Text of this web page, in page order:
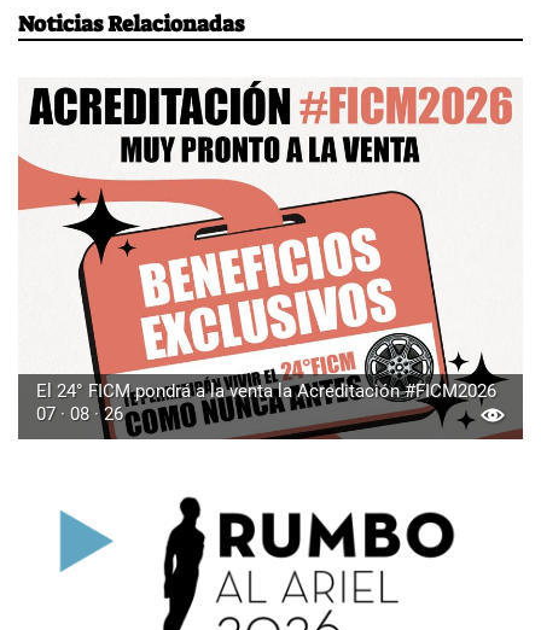
Noticias Relacionadas
El 24° FICM pondrá a la venta la Acreditación #FICM2026
07 · 08 · 26